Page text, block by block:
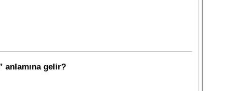
anlamına gelir?